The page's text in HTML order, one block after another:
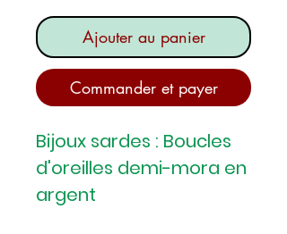
Ajouter au panier
Commander et payer
Bijoux sardes : Boucles
d'oreilles demi-mora en
argent